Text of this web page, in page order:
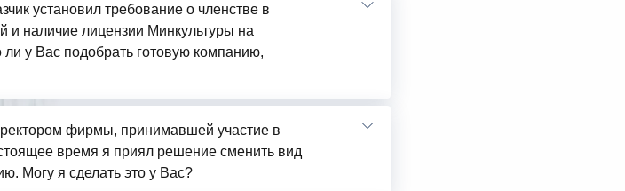
установил требование о членстве в
и наличие лицензии Минкультуры на
у Вас подобрать готовую компанию,
фирмы, принимавшей участие в
время я приял решение сменить вид
Могу я сделать это у Вас?